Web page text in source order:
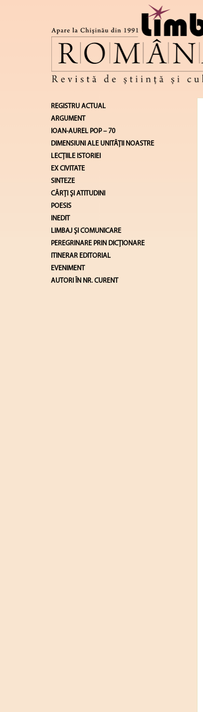
REGISTRU ACTUAL
ARGUMENT
IOAN-AUREL POP – 70
DIMENSIUNI ALE UNITĂŢII NOASTRE
LECŢIILE ISTORIEI
EX CIVITATE
SINTEZE
CĂRŢI ŞI ATITUDINI
POESIS
INEDIT
LIMBAJ ŞI COMUNICARE
PEREGRINARE PRIN DICȚIONARE
ITINERAR EDITORIAL
EVENIMENT
AUTORI ÎN NR. CURENT